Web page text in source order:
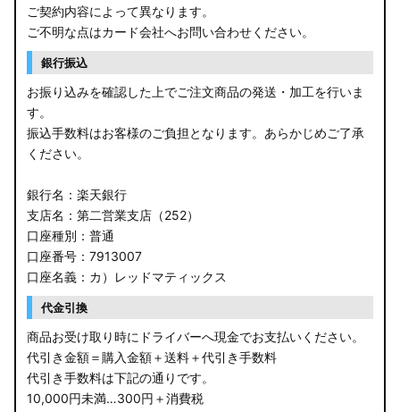
ご契約内容によって異なります。
ご不明な点はカード会社へお問い合わせください。
銀行振込
お振り込みを確認した上でご注文商品の発送・加工を行いま
す。
振込手数料はお客様のご負担となります。あらかじめご了承
ください。
銀行名：楽天銀行
支店名：第二営業支店（252）
口座種別：普通
口座番号：7913007
口座名義：カ）レッドマティックス
代金引換
商品お受け取り時にドライバーへ現金でお支払いください。
代引き金額＝購入金額＋送料＋代引き手数料
代引き手数料は下記の通りです。
10,000円未満…300円＋消費税